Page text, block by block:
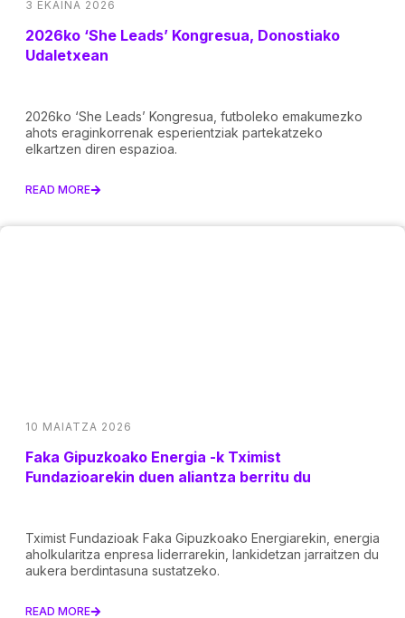
3 EKAINA 2026
2026ko ‘She Leads’ Kongresua, Donostiako
Udaletxean
2026ko ‘She Leads’ Kongresua, futboleko emakumezko
ahots eraginkorrenak esperientziak partekatzeko
elkartzen diren espazioa.
READ MORE
10 MAIATZA 2026
Faka Gipuzkoako Energia -k Tximist
Fundazioarekin duen aliantza berritu du
Tximist Fundazioak Faka Gipuzkoako Energiarekin, energia
aholkularitza enpresa liderrarekin, lankidetzan jarraitzen du
aukera berdintasuna sustatzeko.
READ MORE